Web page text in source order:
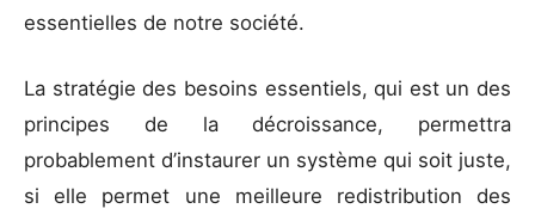
essentielles de notre société.
La stratégie des besoins essentiels, qui est un des
principes de la décroissance, permettra
probablement d’instaurer un système qui soit juste,
si elle permet une meilleure redistribution des